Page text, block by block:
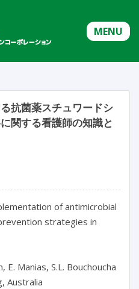
MENU
抗菌薬スチュワードシ
関する看護師の知識と
of antimicrobial
strategies in
Manias, S.L. Bouchoucha
Australia